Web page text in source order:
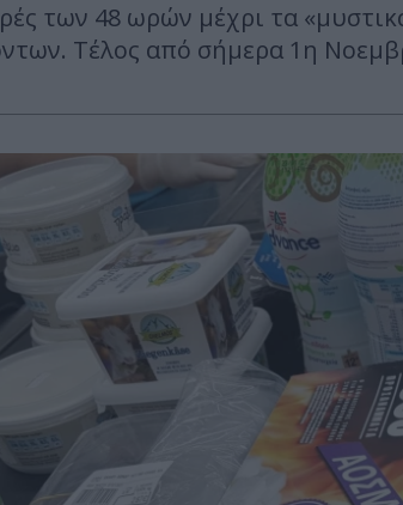
των 48 ωρών μέχρι τα
Τέλος από σήμερα 1η